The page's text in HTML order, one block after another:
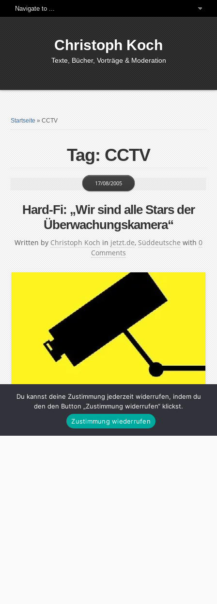
Christoph Koch
Texte, Bücher, Vorträge & Moderation
Startseite »CCTV
Tag: CCTV
Hard-Fi: „Wir sind alle Stars der
Überwachungskamera“
Written by Christoph Koch
17/08/2005
in jetzt.de, Süddeutsche with 0
Comments
Richard Archer, Sänger der britischen Band Hard-Fi,
glaubt nicht, das Monitore Verbrechen verhindern
können. Ein Interview über staatliche Kontrolle und die
Du kannst deine Zustimmung jederzeit widerrufen, indem du
den den Button „Zustimmung widerrufen“ klickst.
Zustimmung wiederrufen